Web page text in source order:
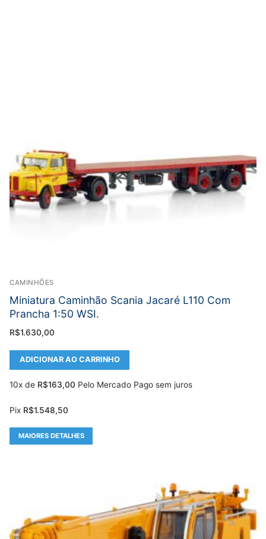
CAMINHÕES
Miniatura Caminhão Scania Jacaré L110 Com
Prancha 1:50 WSI.
R$1.630,00
ADICIONAR AO CARRINHO
10x de R$163,00 Pelo Mercado Pago sem juros
Pix R$1.548,50
MAIORES DETALHES